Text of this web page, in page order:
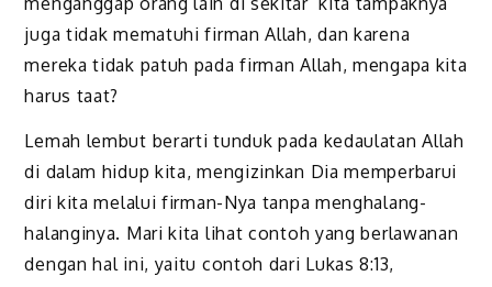
juga tidak mematuhi firman Allah, dan karena
mereka tidak patuh pada firman Allah, mengapa kita
harus taat?
Lemah lembut berarti tunduk pada kedaulatan Allah
di dalam hidup kita, mengizinkan Dia memperbarui
diri kita melalui firman-Nya tanpa menghalang-
halanginya. Mari kita lihat contoh yang berlawanan
dengan hal ini, yaitu contoh dari Lukas 8:13,